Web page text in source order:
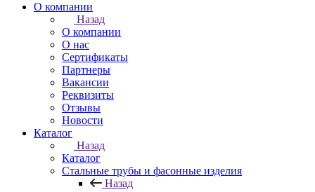
О компании
Назад
О компании
О нас
Сертификаты
Партнеры
Вакансии
Реквизиты
Отзывы
Новости
Каталог
Назад
Каталог
Стальные трубы и фасонные изделия
Назад